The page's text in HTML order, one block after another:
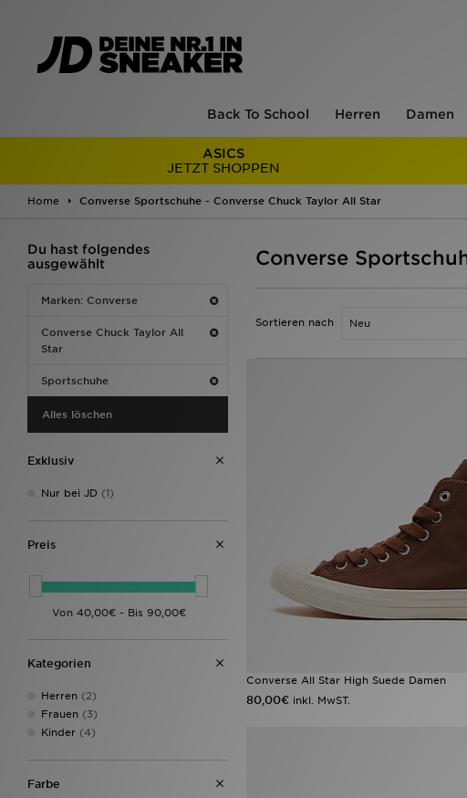
Back To School Herren Damen
ASICS
JETZT SHOPPEN
Home Converse Sportschuhe - Converse Chuck Taylor All Star
Du hast folgendes
ausgewählt
Marken: Converse
Converse Chuck Taylor All
Star
Sportschuhe
Alles löschen
Exklusiv
Nur bei JD (1)
Preis
Kategorien
Herren (2)
Frauen (3)
Kinder (4)
Farbe
Converse
Sortieren nach
Converse All Star High Suede Damen
80,00€ inkl. MwST.